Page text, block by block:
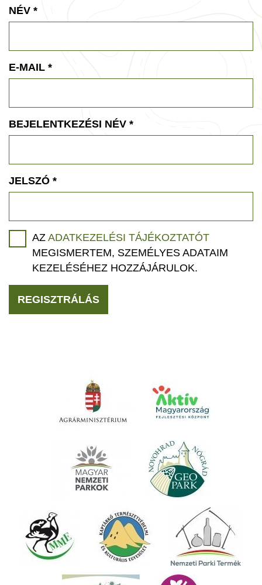
NÉV *
E-MAIL *
BEJELENTKEZÉSI NÉV *
JELSZÓ *
AZ ADATKEZELÉSI TÁJÉKOZTATÓT
MEGISMERTEM, SZEMÉLYES ADATAIM
KEZELÉSÉHEZ HOZZÁJÁRULOK.
REGISZTRÁLÁS